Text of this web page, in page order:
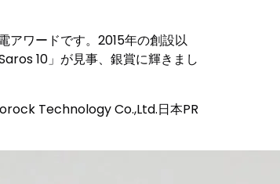
アワードです。2015年の創設以
10」が見事、銀賞に輝きまし
Technology Co.,Ltd.日本PR